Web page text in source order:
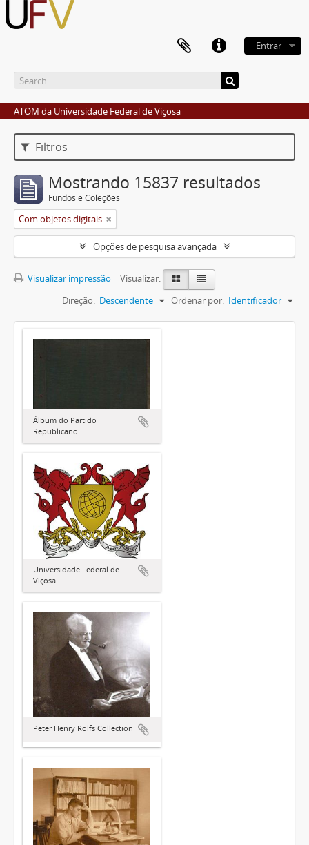
Entrar
ATOM da Universidade Federal de Viçosa
Filtros
Mostrando 15837 resultados
Fundos e Coleções
Com objetos digitais
Opções de pesquisa avançada
Visualizar impressão
Visualizar:
Ordenar por: Identificador
Direção: Descendente
Álbum do Partido
Republicano
Universidade Federal de
Viçosa
Peter Henry Rolfs Collection